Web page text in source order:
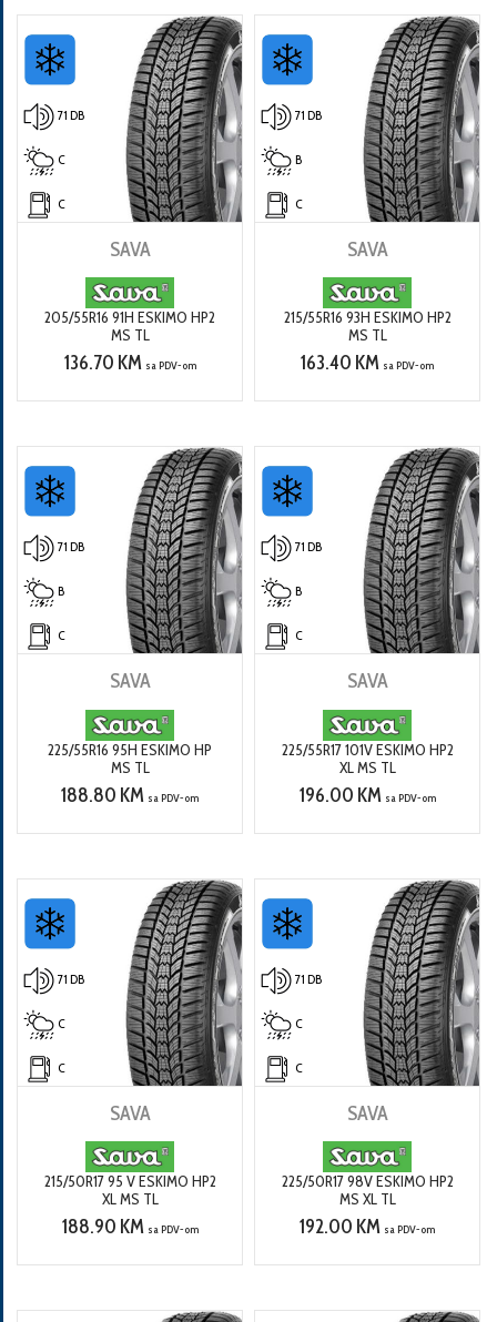
71 DB
C
C
SAVA
205/55R16 91H ESKIMO HP2
MS TL
136.70 KM sa PDV-om
71 DB
B
C
SAVA
215/55R16 93H ESKIMO HP2
MS TL
163.40 KM sa PDV-om
71 DB
B
C
SAVA
225/55R16 95H ESKIMO HP
MS TL
188.80 KM sa PDV-om
71 DB
B
C
SAVA
225/55R17 101V ESKIMO HP2
XL MS TL
196.00 KM sa PDV-om
71 DB
C
C
SAVA
215/50R17 95 V ESKIMO HP2
XL MS TL
188.90 KM sa PDV-om
71 DB
C
C
SAVA
225/50R17 98V ESKIMO HP2
MS XL TL
192.00 KM sa PDV-om